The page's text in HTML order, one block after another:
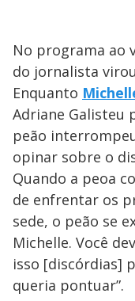
No programa ao
do jornalista
Enquanto
Adriane Galisteu
peão
opinar sobre o
Quando a peoa
de enfrentar os
sede, o peão se
Michelle. Você
isso [discórdias]
queria pontuar”.